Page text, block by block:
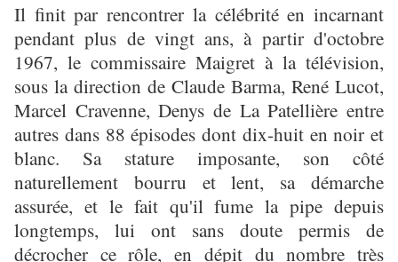
Il finit par rencontrer la célébrité en incarnant
pendant plus de vingt ans, à partir d'octobre
1967, le commissaire Maigret à la télévision,
sous la direction de Claude Barma, René Lucot,
Marcel Cravenne, Denys de La Patellière entre
autres dans 88 épisodes dont dix-huit en noir et
blanc. Sa stature imposante, son côté
naturellement bourru et lent, sa démarche
assurée, et le fait qu'il fume la pipe depuis
longtemps, lui ont sans doute permis de
décrocher ce rôle, en dépit du nombre très